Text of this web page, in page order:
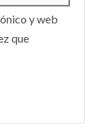
y web
que